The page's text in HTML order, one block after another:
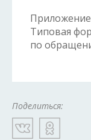
Типовая
по
Поделиться: